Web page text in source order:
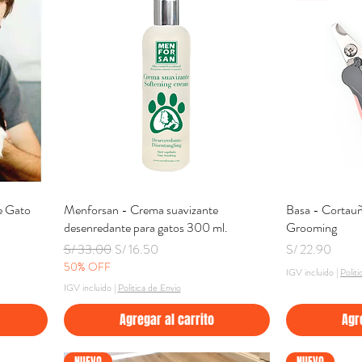
Gato
Vista rápida
Menforsan - Crema suavizante
desenredante para gatos 300 ml.
Precio
S/ 33.00 Precio de oferta
S/ 16.50
50% OFF
IGV incluido| Politica de Envio
Agregar al carrito
Basa -
Grooming
Precio
S/ 22.90
IGV incluido |